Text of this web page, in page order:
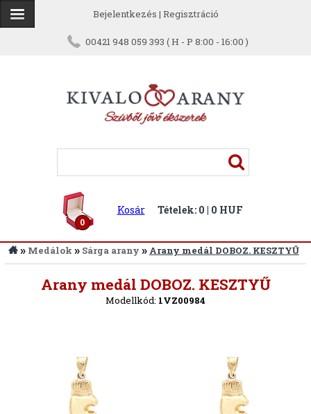
Bejelentkezés | Regisztráció
00421 948 059 393 ( H - P 8:00 - 16:00 )
0
Kosár Tételek: 0 | 0 HUF
» Medálok » Sárga arany » Arany medál DOBOZ. KESZTYŰ
Arany medál DOBOZ. KESZTYŰ
Modellkód: 1VZ00984
Vissza